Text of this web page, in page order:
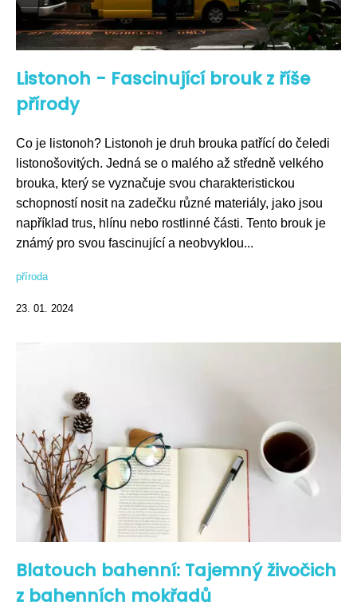
Listonoh - Fascinující brouk z říše
přírody
Co je listonoh? Listonoh je druh brouka patřící do čeledi
listonošovitých. Jedná se o malého až středně velkého
brouka, který se vyznačuje svou charakteristickou
schopností nosit na zadečku různé materiály, jako jsou
například trus, hlínu nebo rostlinné části. Tento brouk je
známý pro svou fascinující a neobvyklou...
příroda
23. 01. 2024
Blatouch bahenní: Tajemný živočich
z bahenních mokřadů